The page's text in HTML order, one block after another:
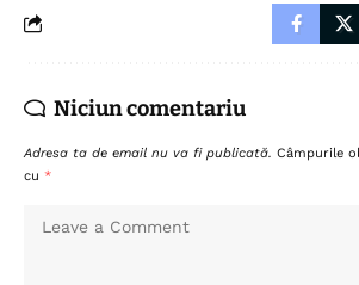
Niciun comentariu
Adresa ta de email nu va fi publicată. Câmpurile
cu *